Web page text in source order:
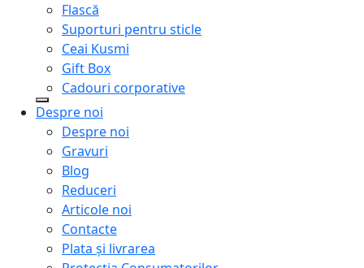
Flască
Suporturi pentru sticle
Ceai Kusmi
Gift Box
Cadouri corporative
Despre noi
Despre noi
Gravuri
Blog
Reduceri
Articole noi
Contacte
Plata și livrarea